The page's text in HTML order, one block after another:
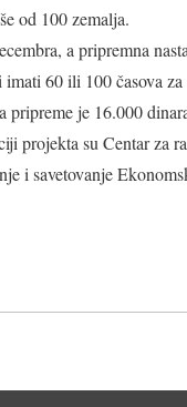
od 100 zemalja.
a pripremna
60 ili 100 časova
je 16.000
projekta su Centar za
i savetovanje